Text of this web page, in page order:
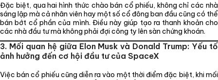
Đặc biệt, qua hai hình thức chào bán cổ phiếu, không chỉ các nhà
sáng lập mà cả nhân viên hay một số cổ đông ban đầu cũng có thể
bán bớt cổ phần của mình. Điều này giúp tạo ra thanh khoản cho
các nhà đầu tư mà không phải đợi công ty lên sàn chứng khoán.
3. Mối quan hệ giữa Elon Musk và Donald Trump: Yếu tố
ảnh hưởng đến cơ hội đầu tư của SpaceX
Việc bán cổ phiếu cũng diễn ra vào một thời điểm đặc biệt, khi mối